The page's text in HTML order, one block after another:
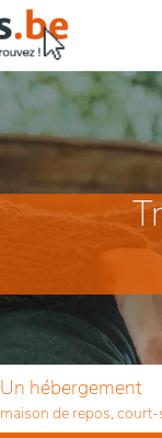
Un hébergement
maison de repos,